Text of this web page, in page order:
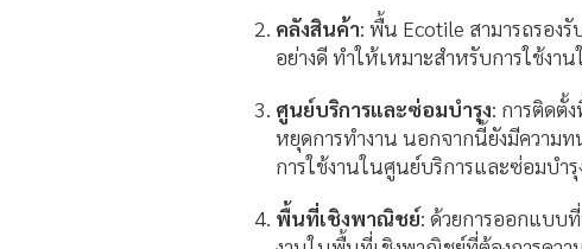
คลังสินค้า: พื้น Ecotile สามารถรอง
อย่างดี ทำให้เหมาะสำหรับการใช้งา
ศูนย์บริการและซ่อมบำรุง: การติดตั้
หยุดการทำงาน นอกจากนี้ยังมีความ
การใช้งานในศูนย์บริการและซ่อมบำรุ
พื้นที่เชิงพาณิชย์: ด้วยการออกแบบ